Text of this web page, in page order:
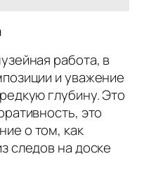
работа, в
и уважение
глубину. Это
это
о том, как
следов на доске